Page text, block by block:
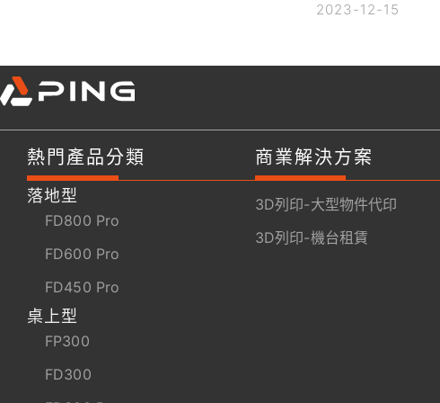
2023-12-15
熱門產品分類
落地型
FD800 Pro
FD600 Pro
FD450 Pro
桌上型
FP300
FD300
商業解決方案
3D列印-大型物件代印
3D列印-機台租賃